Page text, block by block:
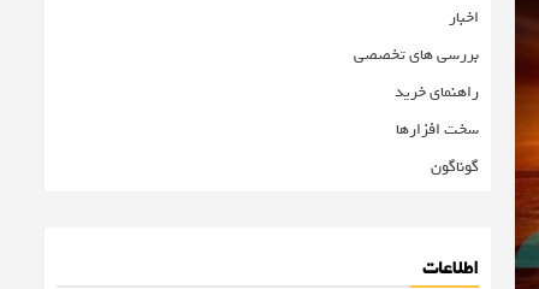
اخبار
بررسی های تخصصی
راهنمای خرید
سخت افزارها
گوناگون
اطلاعات